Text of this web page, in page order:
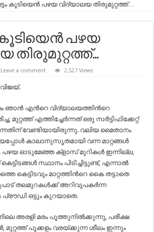
കൂടിയെന്‍ പഴയ വിദ്യാലയ തിരുമുറ്റത്ത്…
കൂടിയെന്‍ പഴയ
തിരുമുറ്റത്ത്…
Leave a comment 2,527 Views
ഞാന്‍ എന്‍റെ വിദ്യാലയത്തിന്‍റെ
മുറ്റത്ത് എത്തിച്ചേര്‍ന്നത് ഒരു സര്‍ട്ടിഫിക്കേറ്റ്
വേണ്ടിയായിരുന്നു. വലിയ മൈതാനം
കാലാനുസൃതമായി വന്ന മാറ്റങ്ങള്‍
പഴയ ഓടുമേഞ്ഞ ക്ളാസ് മുറികള്‍ ഇന്നില്ല,
സ്ഥാനം പിടിച്ചിട്ടുണ്ട്, എന്നാല്‍
കെട്ടിടവും മാറ്റത്തിന്‍റെ കൈ തട്ടാതെ
തലമുറകള്‍ക്ക് അറിവുപകര്‍ന്ന
ഒട്ടും കുറയാതെ.
അരളി മരം പൂത്തുനില്‍ക്കുന്നു, പരീക്ഷ
മുറ്റത്ത് പൂക്കളം വരയ്ക്കുന്ന ശീലം ഇന്നും